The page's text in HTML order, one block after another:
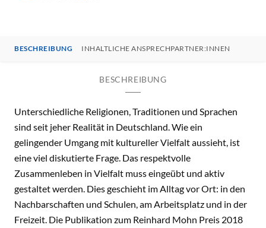
BESCHREIBUNG INHALTLICHE ANSPRECHPARTNER:INNEN
BESCHREIBUNG
Unterschiedliche Religionen, Traditionen und Sprachen
sind seit jeher Realität in Deutschland. Wie ein
gelingender Umgang mit kultureller Vielfalt aussieht, ist
eine viel diskutierte Frage. Das respektvolle
Zusammenleben in Vielfalt muss eingeübt und aktiv
gestaltet werden. Dies geschieht im Alltag vor Ort: in den
Nachbarschaften und Schulen, am Arbeitsplatz und in der
Freizeit. Die Publikation zum Reinhard Mohn Preis 2018